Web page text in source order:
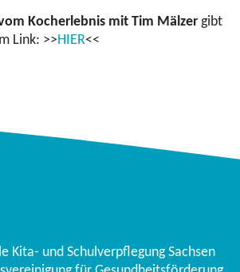
Kocherlebnis mit Tim Mälzer gibt
Link: >>HIER<<
Kita- und Schulverpflegung Sachsen